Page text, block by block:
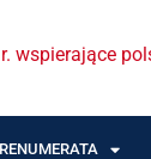
wspierające